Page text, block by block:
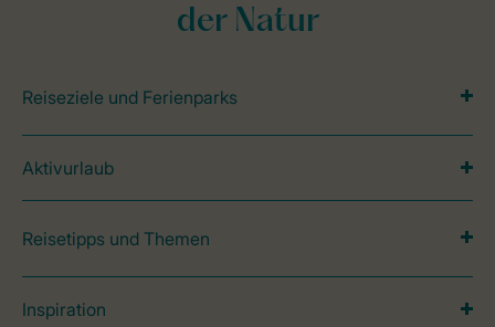
der Natur
Reiseziele und Ferienparks
Aktivurlaub
Reisetipps und Themen
Inspiration